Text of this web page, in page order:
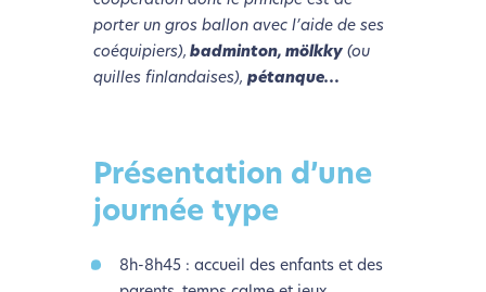
porter un gros ballon avec l’aide de ses
coéquipiers), badminton, mölkky(ou
quilles finlandaises), pétanque…
Présentation d’une
journée type
8h-8h45 : accueil des enfants et des